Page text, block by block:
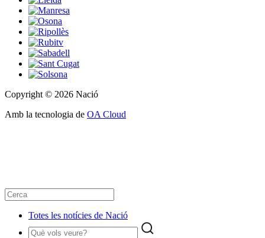
Copyright © 2026 Nació
Amb la tecnologia de OA Cloud
Totes les notícies de Nació